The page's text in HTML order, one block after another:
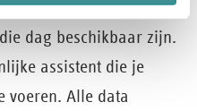
of juist wel
dag beschikbaar zijn.
assistent die je
voeren. Alle data